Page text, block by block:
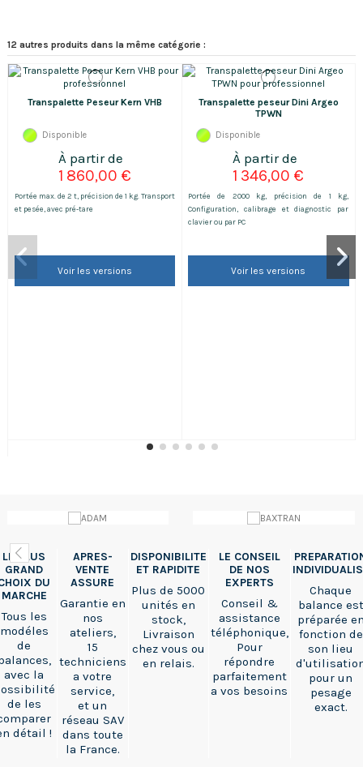
12 autres produits dans la même catégorie :
Transpalette Peseur Kern VHB
Disponible
1 860,00 €
Portée max. de 2 t, précision de 1 kg. Transport
et pesée, avec pré-tare
Voir les versions
Transpalette peseur Dini Argeo
TPWN
Disponible
1 346,00 €
Portée de 2000 kg, précision de 1 kg,
Configuration, calibrage et diagnostic par
clavier ou par PC
Voir les versions
LE PLUS
GRAND
DU
MARCHE
Tous les
modéles
de
avec la
de les
détail !
APRES-
VENTE
ASSURE
Garantie en
nos
ateliers,
15
techniciens
a votre
service,
et un
réseau SAV
dans toute
la France.
DISPONIBILITE
ET RAPIDITE
Plus de 5000
unités en
stock,
Livraison
chez vous ou
en relais.
LE CONSEIL
DE NOS
EXPERTS
Conseil &
assistance
téléphonique,
Pour
répondre
parfaitement
a vos besoins
Chaque
balance est
préparée
fonction de
son lieu
pour un
pesage
exact.